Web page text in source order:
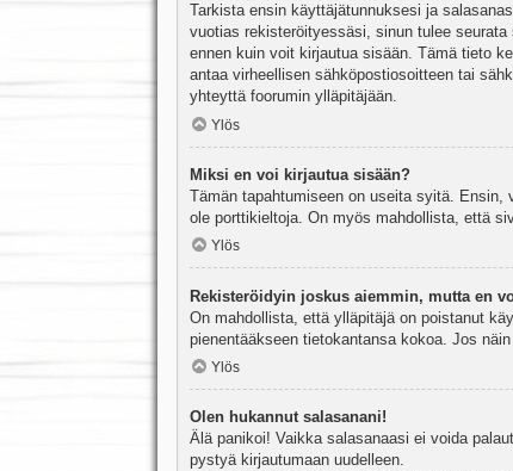
Tarkista ensin käyttäjätunnuksesi ja
vuotias rekisteröityessäsi, sinun tulee
ennen kuin voit kirjautua sisään. Tämä tieto
antaa virheellisen sähköpostiosoitteen tai
yhteyttä foorumin ylläpitäjään.
Ylös
Miksi en voi kirjautua sisään?
Tämän tapahtumiseen on useita syitä.
ole porttikieltoja. On myös mahdollista, että
Ylös
Rekisteröidyin joskus aiemmin, mutta en
On mahdollista, että ylläpitäjä on poistanut
pienentääkseen tietokantansa kokoa. Jos
Ylös
Olen hukannut salasanani!
Älä panikoi! Vaikka salasanaasi ei voida
pystyä kirjautumaan uudelleen.